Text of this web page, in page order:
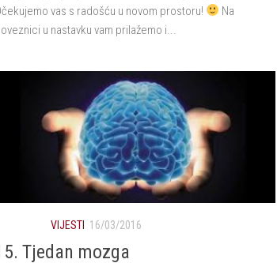
vas s radošću u novom prostoru!
Na
u nastavku vam prilažemo i...
VIJESTI 16/03/2016
Tjedan mozga